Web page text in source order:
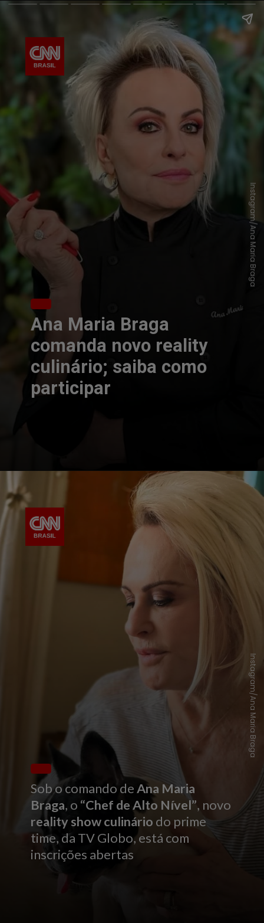
Ana Maria Braga
comanda novo reality
culinário; saiba como
participar
Instagram/Ana Maria Braga
Sob o comando deAna Maria
Braga, o “Chef de Alto Nível”, novo
reality show culinário do prime
time, da TV Globo, está com
inscrições abertas
Instagram/Ana Maria Braga